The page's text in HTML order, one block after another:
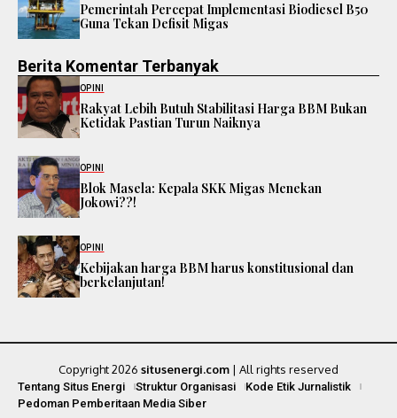
Pemerintah Percepat Implementasi Biodiesel B50
Guna Tekan Defisit Migas
Berita Komentar Terbanyak
OPINI
Rakyat Lebih Butuh Stabilitasi Harga BBM Bukan
Ketidak Pastian Turun Naiknya
OPINI
Blok Masela: Kepala SKK Migas Menekan
Jokowi??!
OPINI
Kebijakan harga BBM harus konstitusional dan
berkelanjutan!
Copyright 2026 situsenergi.com | All rights reserved
Tentang Situs Energi Struktur Organisasi
Kode Etik Jurnalistik
Pedoman Pemberitaan Media Siber